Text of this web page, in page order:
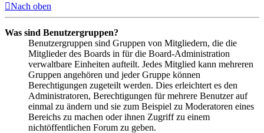
Nach oben
Was sind Benutzergruppen?
Benutzergruppen sind Gruppen von Mitgliedern, die die
Mitglieder des Boards in für die Board-Administration
verwaltbare Einheiten aufteilt. Jedes Mitglied kann mehreren
Gruppen angehören und jeder Gruppe können
Berechtigungen zugeteilt werden. Dies erleichtert es den
Administratoren, Berechtigungen für mehrere Benutzer auf
einmal zu ändern und sie zum Beispiel zu Moderatoren eines
Bereichs zu machen oder ihnen Zugriff zu einem
nichtöffentlichen Forum zu geben.